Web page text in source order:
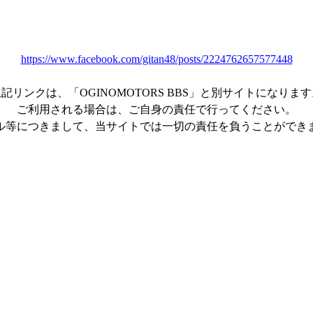
https://www.facebook.com/gitan48/posts/2224762657577448
記リンクは、「OGINOMOTORS BBS」と別サイトになります
ご利用される場合は、ご自身の責任で行ってください。
等につきまして、当サイトでは一切の責任を負うことができ